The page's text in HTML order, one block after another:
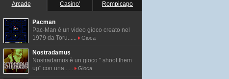
Arcade Casino' Rompicapo
Pacman
Pac-Man é un video gioco creato nel
1979 da Toru......
Gioca
Nostradamus
Nostradamus è un gioco " shoot them
up" con una......
Gioca